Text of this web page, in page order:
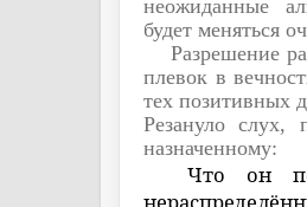
неожиданные
будет меняться
Разрешение
плевок в
тех позитивных
Резануло слух,
назначенному:
Что он